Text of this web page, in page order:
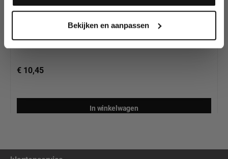
Bekijken en aanpassen
Woochie Latex Alien Horns (2pcs)
€ 10,45
In winkelwagen
Ja, ik meld me aan